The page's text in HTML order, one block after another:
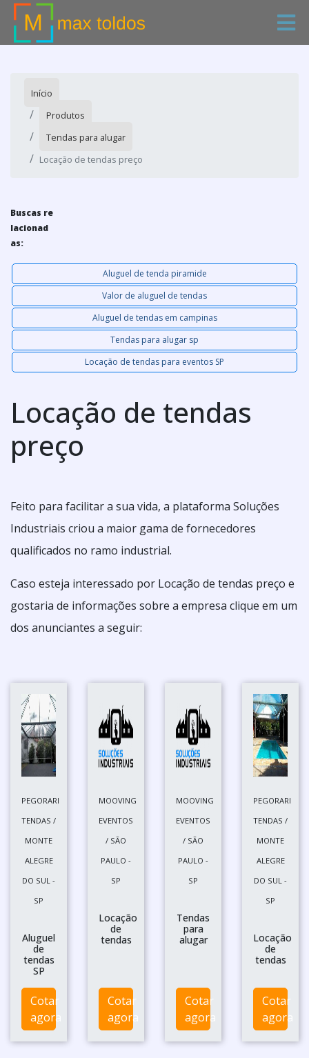
Início
Produtos
Tendas para alugar
Locação de tendas preço
Buscas re
lacionad
as:
Aluguel de tenda piramide
Valor de aluguel de tendas
Aluguel de tendas em campinas
Tendas para alugar sp
Locação de tendas para eventos SP
Locação de tendas
preço
Feito para facilitar a sua vida, a plataforma Soluções
Industriais criou a maior gama de fornecedores
qualificados no ramo industrial.
Caso esteja interessado por Locação de tendas preço e
gostaria de informações sobre a empresa clique em um
dos anunciantes a seguir:
PEGORARI
TENDAS /
MONTE
ALEGRE
DO SUL -
SP
Aluguel
de
tendas
SP
Cotar
agora
MOOVING
EVENTOS
/ SÃO
PAULO -
SP
Locação
de
tendas
Cotar
agora
MOOVING
EVENTOS
/ SÃO
PAULO -
SP
Tendas
para
alugar
Cotar
agora
PEGORARI
TENDAS /
MONTE
ALEGRE
DO SUL -
SP
Locação
de
tendas
Cotar
agora